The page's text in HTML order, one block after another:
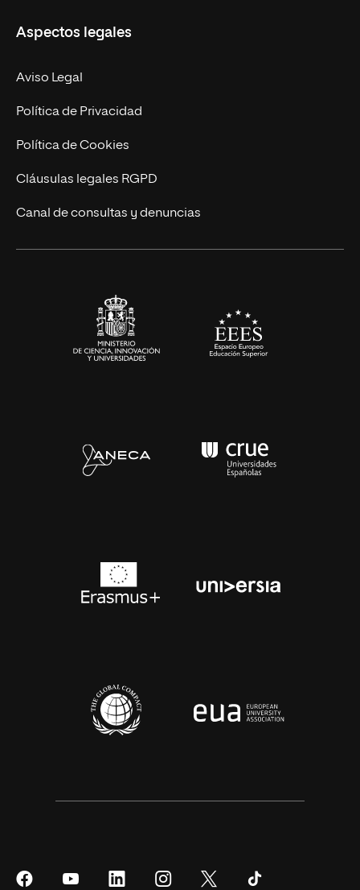
Doctorados
Experto Universitario
Postgrados
Cursos Universitarios
Facultades
Nuestro Equipo
Trabaja en UNIR
Actualidad
UNIR Revista
Eventos
Aspectos legales
Aviso Legal
Política de Privacidad
Política de Cookies
Cláusulas legales RGPD
Canal de consultas y denuncias
SíguenosSíguenos
SíguenosSíguenos
Síguenos